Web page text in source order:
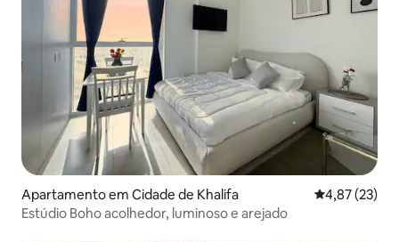
Apartamento em Cidade de Khalifa Classificação
4,87 (23)
Estúdio Boho acolhedor, luminoso e arejado